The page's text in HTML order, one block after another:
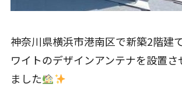
神奈川県横浜市港南区で新築2階建
ワイトのデザインアンテナを設置さ
ました